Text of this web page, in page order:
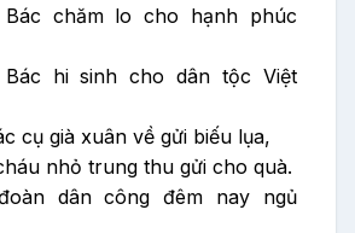
chăm lo cho hạnh phúc
hi sinh cho dân tộc Việt
cụ già xuân về gửi biếu lụa,
nhỏ trung thu gửi cho quà.
dân công đêm nay ngủ